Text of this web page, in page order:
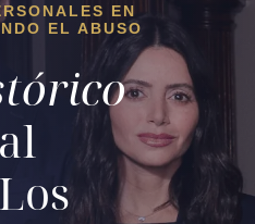
EN
EL ABUSO